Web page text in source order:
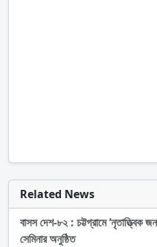
Related News
বাসস দেশ-৮২ : চট্টগ্রামে ‘নৃতাত্ত্বিক
সেমিনার অনুষ্ঠিত